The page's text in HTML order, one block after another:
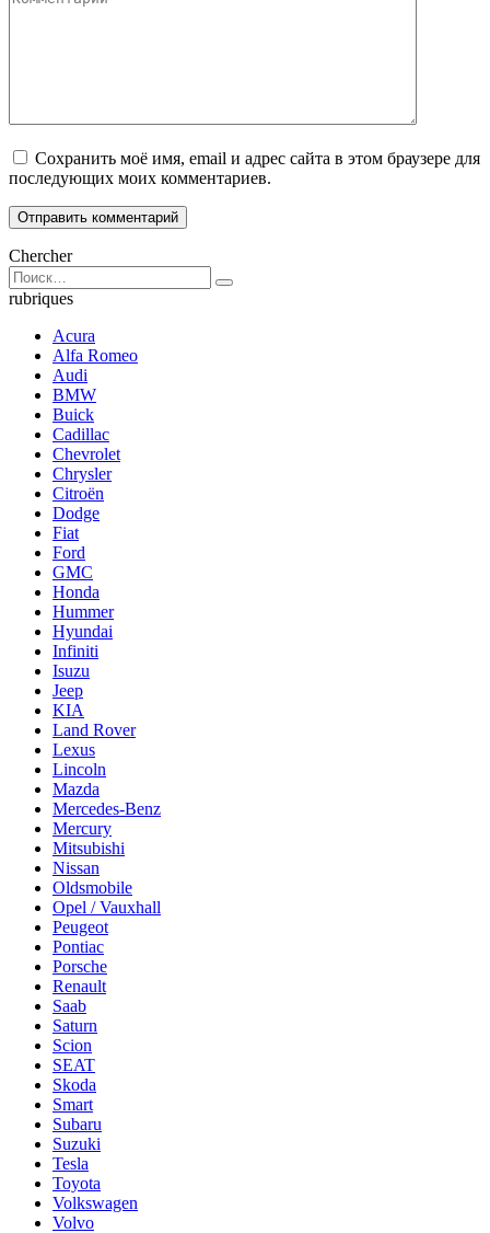
Сохранить моё имя, email и адрес сайта в этом браузере для
последующих моих комментариев.
Chercher
Search
for:
rubriques
Acura
Alfa Romeo
Audi
BMW
Buick
Cadillac
Chevrolet
Chrysler
Citroën
Dodge
Fiat
Ford
GMC
Honda
Hummer
Hyundai
Infiniti
Isuzu
Jeep
KIA
Land Rover
Lexus
Lincoln
Mazda
Mercedes-Benz
Mercury
Mitsubishi
Nissan
Oldsmobile
Opel / Vauxhall
Peugeot
Pontiac
Porsche
Renault
Saab
Saturn
Scion
SEAT
Skoda
Smart
Subaru
Suzuki
Tesla
Toyota
Volkswagen
Volvo